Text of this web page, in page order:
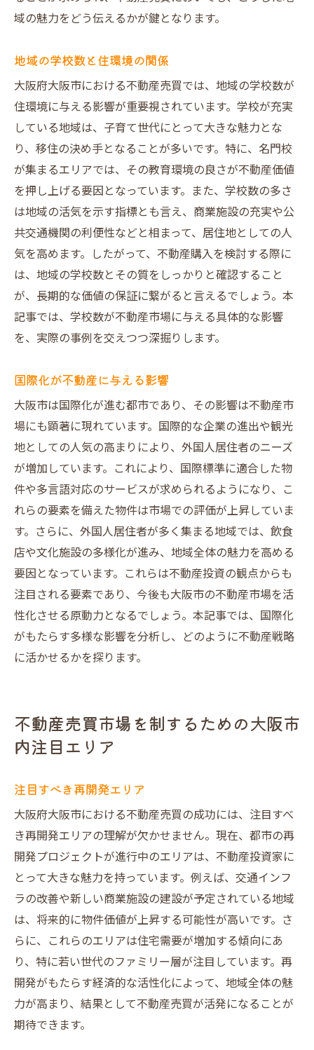
域の魅力をどう伝えるかが鍵となります。
地域の学校数と住環境の関係
大阪府大阪市における不動産売買では、地域の学校数が
住環境に与える影響が重要視されています。学校が充実
している地域は、子育て世代にとって大きな魅力とな
り、移住の決め手となることが多いです。特に、名門校
が集まるエリアでは、その教育環境の良さが不動産価値
を押し上げる要因となっています。また、学校数の多さ
は地域の活気を示す指標とも言え、商業施設の充実や公
共交通機関の利便性などと相まって、居住地としての人
気を高めます。したがって、不動産購入を検討する際に
は、地域の学校数とその質をしっかりと確認すること
が、長期的な価値の保証に繋がると言えるでしょう。本
記事では、学校数が不動産市場に与える具体的な影響
を、実際の事例を交えつつ深掘りします。
国際化が不動産に与える影響
大阪市は国際化が進む都市であり、その影響は不動産市
場にも顕著に現れています。国際的な企業の進出や観光
地としての人気の高まりにより、外国人居住者のニーズ
が増加しています。これにより、国際標準に適合した物
件や多言語対応のサービスが求められるようになり、こ
れらの要素を備えた物件は市場での評価が上昇していま
す。さらに、外国人居住者が多く集まる地域では、飲食
店や文化施設の多様化が進み、地域全体の魅力を高める
要因となっています。これらは不動産投資の観点からも
注目される要素であり、今後も大阪市の不動産市場を活
性化させる原動力となるでしょう。本記事では、国際化
がもたらす多様な影響を分析し、どのように不動産戦略
に活かせるかを探ります。
不動産売買市場を制するための大阪市
内注目エリア
注目すべき再開発エリア
大阪府大阪市における不動産売買の成功には、注目すべ
き再開発エリアの理解が欠かせません。現在、都市の再
開発プロジェクトが進行中のエリアは、不動産投資家に
とって大きな魅力を持っています。例えば、交通インフ
ラの改善や新しい商業施設の建設が予定されている地域
は、将来的に物件価値が上昇する可能性が高いです。さ
らに、これらのエリアは住宅需要が増加する傾向にあ
り、特に若い世代のファミリー層が注目しています。再
開発がもたらす経済的な活性化によって、地域全体の魅
力が高まり、結果として不動産売買が活発になることが
期待できます。